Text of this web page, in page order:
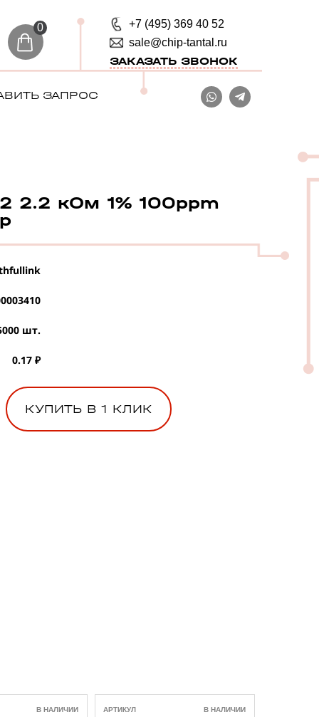
0
+7 (495) 369 40 52
sale@chip-tantal.ru
ЗАКАЗАТЬ ЗВОНОК
ЗАПРОС
2.2 кОм 1% 100ppm
шт.
0.17 ₽
КУПИТЬ В 1 КЛИК
В НАЛИЧИИ
АРТИКУЛ
В НАЛИЧИИ